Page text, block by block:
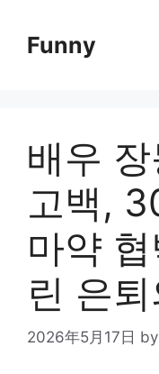
contentFunny
배우
고백,
마약
린 은
2026年5月17日 by